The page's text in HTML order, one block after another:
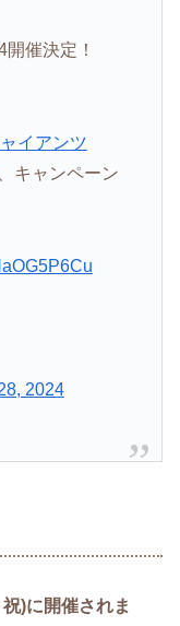
催決定！
イアンツ
キャンペーン
2024
)に開催されま